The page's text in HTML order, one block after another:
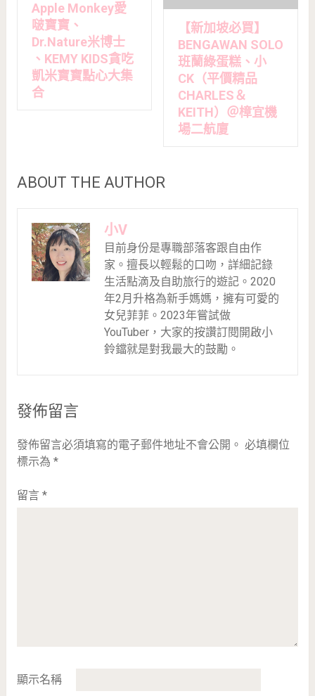
Apple Monkey愛
啵寶寶、
Dr.Nature米博士
、KEMY KIDS貪吃
凱米寶寶點心大集
合
【新加坡必買】
BENGAWAN SOLO
班蘭綠蛋糕、小
CK（平價精品
CHARLES＆
KEITH）＠樟宜機
場二航廈
ABOUT THE AUTHOR
小V
目前身份是專職部落客跟自由作
家。擅長以輕鬆的口吻，詳細記錄
生活點滴及自助旅行的遊記。2020
年2月升格為新手媽媽，擁有可愛的
女兒菲菲。2023年嘗試做
YouTuber，大家的按讚訂閱開啟小
鈴鐺就是對我最大的鼓勵。
發佈留言
發佈留言必須填寫的電子郵件地址不會公開。 必填欄位
標示為 *
留言 *
顯示名稱